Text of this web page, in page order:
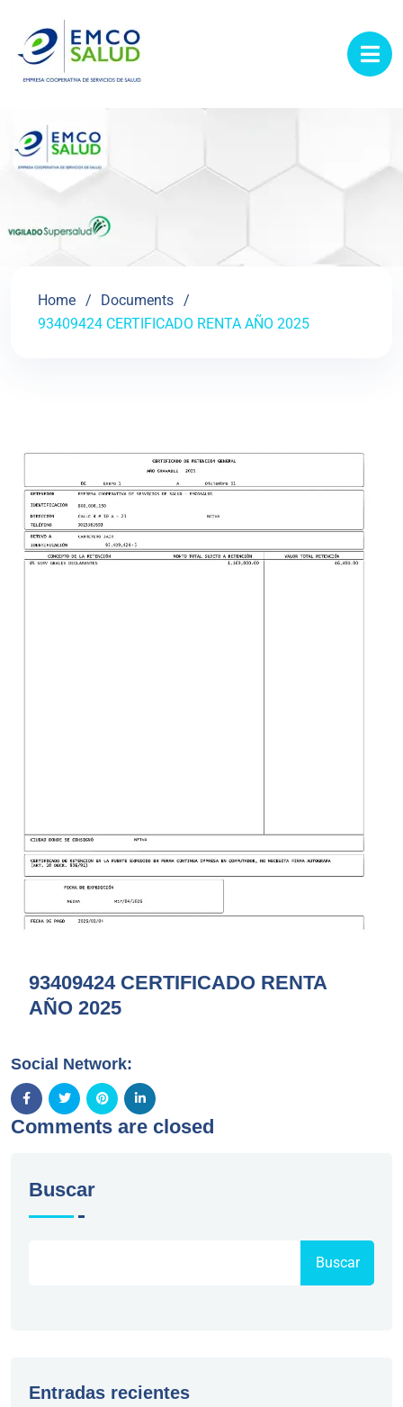
Home
Documents
93409424 CERTIFICADO RENTA AÑO 2025
93409424 CERTIFICADO RENTA
AÑO 2025
Social Network:
Comments are closed
Buscar
Buscar
Entradas recientes